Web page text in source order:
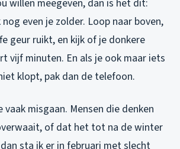
willen meegeven, dan is het dit:
even je zolder. Loop naar boven,
geur ruikt, en kijk of je donkere
vijf minuten. En als je ook maar iets
klopt, pak dan de telefoon.
misgaan. Mensen die denken
of dat het tot na de winter
sta ik er in februari met slecht